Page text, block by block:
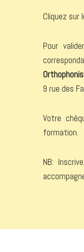
Cliquez sur
Pour
9 rue des
Votre
formation.
NB: